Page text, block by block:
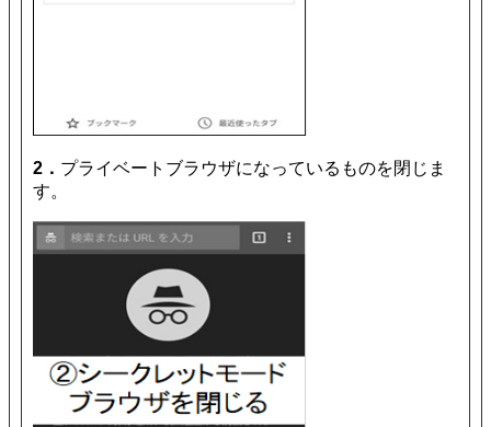
2． プライベートブラウザになっているものを閉じま
す。